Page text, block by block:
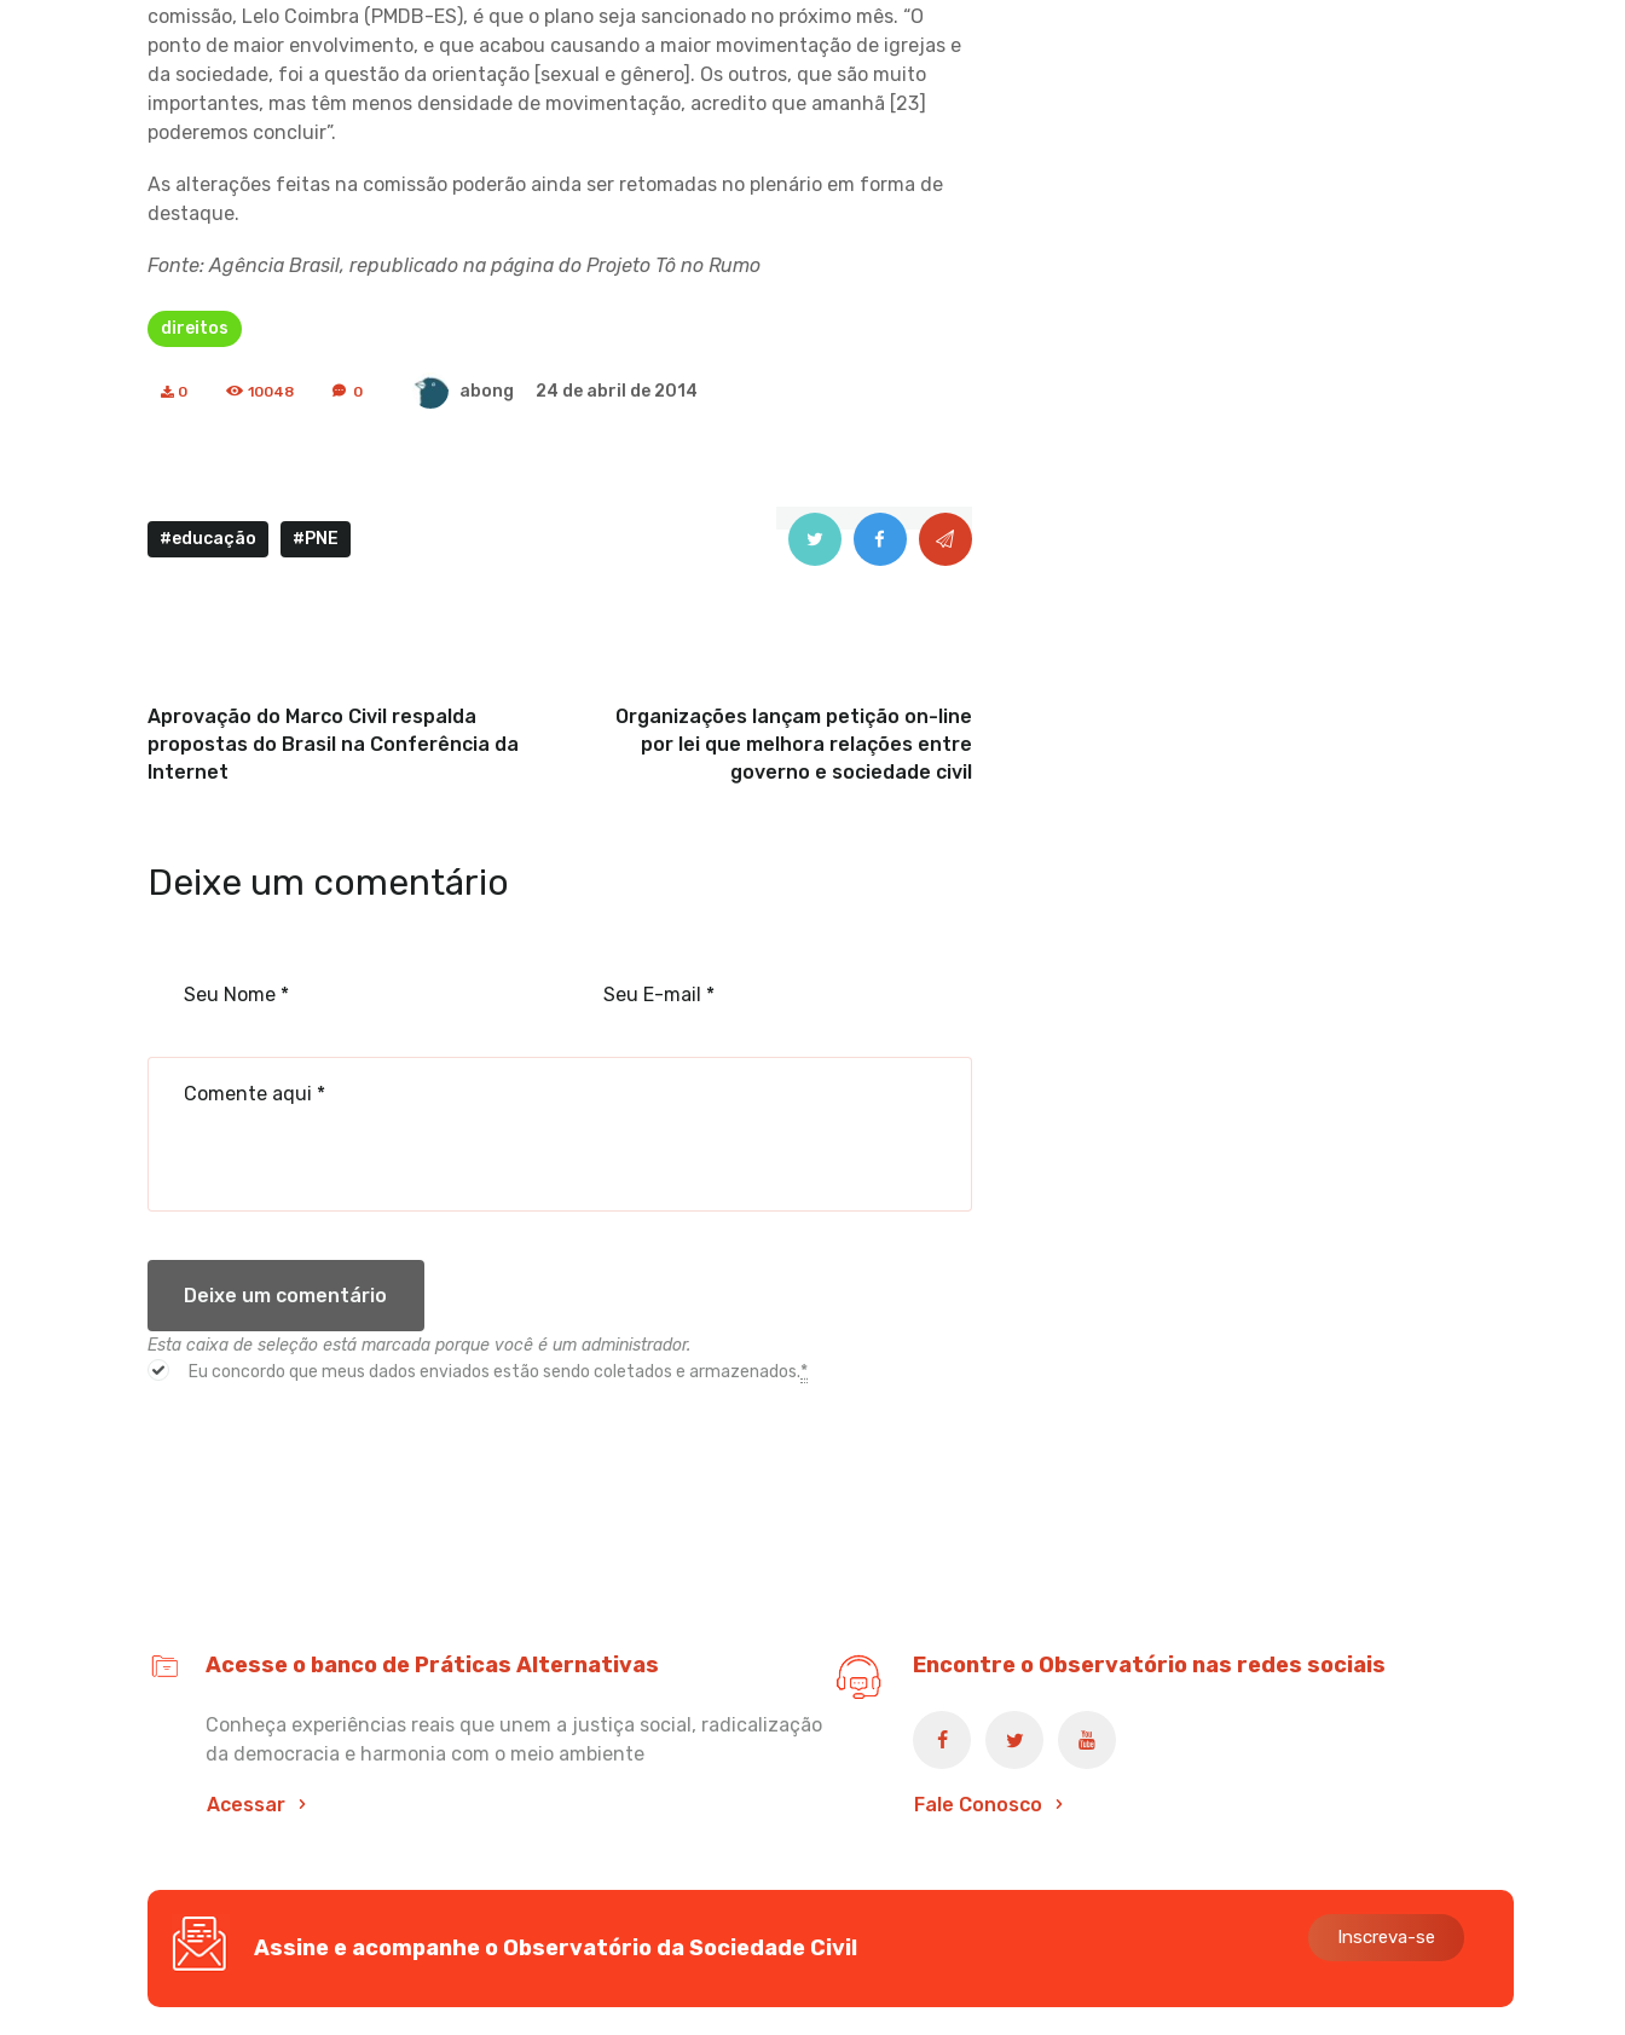
comissão, Lelo Coimbra (PMDB-ES), é que o plano seja sancionado no próximo mês. “O
ponto de maior envolvimento, e que acabou causando a maior movimentação de igrejas e
da sociedade, foi a questão da orientação [sexual e gênero]. Os outros, que são muito
importantes, mas têm menos densidade de movimentação, acredito que amanhã [23]
poderemos concluir”.
As alterações feitas na comissão poderão ainda ser retomadas no plenário em forma de
destaque.
Fonte: Agência Brasil, republicado na página do Projeto Tô no Rumo
direitos
0 10048 0 abong 24 de abril de 2014
#educação #PNE
Aprovação do Marco Civil respalda
propostas do Brasil na Conferência da
Internet
Organizações lançam petição on-line
por lei que melhora relações entre
governo e sociedade civil
Deixe um comentário
Esta caixa de seleção está marcada porque você é um administrador.
Eu concordo que meus dados enviados estão sendo coletados e armazenados.*
Acesse o banco de Práticas Alternativas
Conheça experiências reais que unem a justiça social, radicalização
da democracia e harmonia com o meio ambiente
Acessar
Encontre o Observatório nas redes sociais
Fale Conosco
Assine e acompanhe o Observatório da Sociedade Civil Inscreva-se